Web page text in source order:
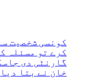
کونسی شخصیت
کرے تو مسئلہ
گارنٹی دی
خان نے بتا دیا